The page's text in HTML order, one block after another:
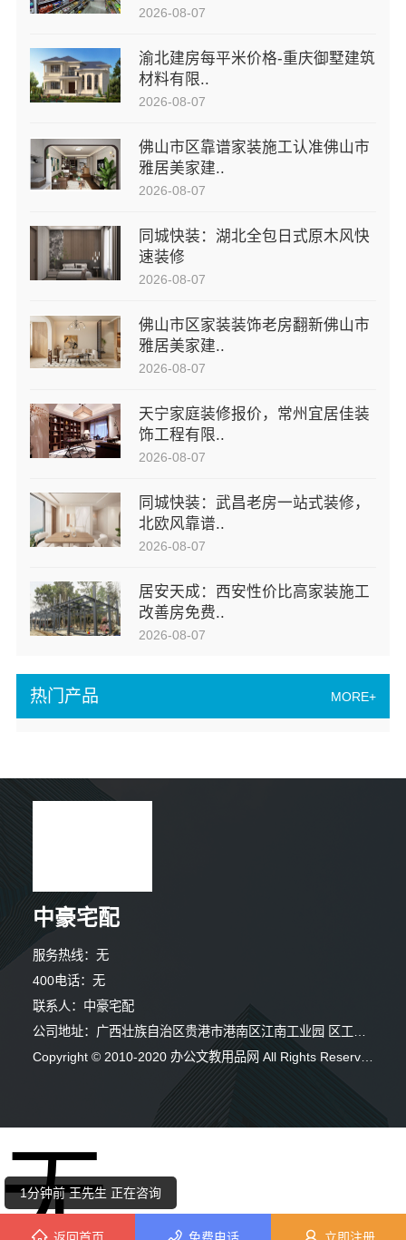
热门产品 MORE+
2026-08-07
渝北建房每平米价格-重庆御墅建筑
材料有限..
2026-08-07
佛山市区靠谱家装施工认准佛山市
雅居美家建..
2026-08-07
同城快装：湖北全包日式原木风快
速装修
2026-08-07
佛山市区家装装饰老房翻新佛山市
雅居美家建..
2026-08-07
天宁家庭装修报价，常州宜居佳装
饰工程有限..
2026-08-07
同城快装：武昌老房一站式装修，
北欧风靠谱..
2026-08-07
居安天成：西安性价比高家装施工
改善房免费..
2026-08-07
中豪宅配
服务热线：无
400电话：无
联系人：中豪宅配
Copyright © 2010-2020 办公文教用品网 All Rights Reserved
1分钟前 王先生 正在咨询
无